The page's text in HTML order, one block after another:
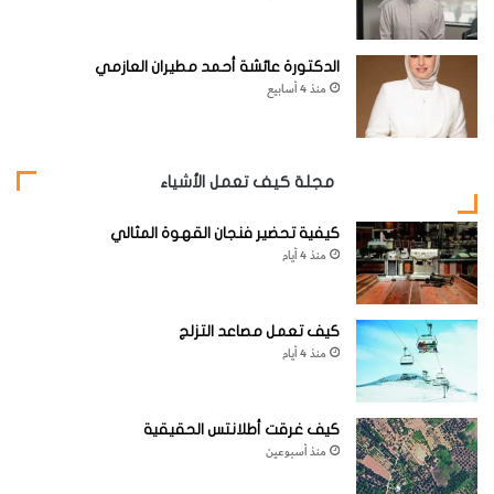
السعر:250 جنيهًا إسترلينيًا
www.sony.co.uk / electronics.sony.com
قد تكون الجامعة مكانًا صاخبًا، خاصة عندما ترغب في المذاكرة.
أحدث سماعات الرأس اللاسلكية لإلغاء الضوضاء من سوني هي
الطريقة المثلى لقضاء بعض الوقت الهادئ في الأماكن العامة.
الدكتورة عائشة أحمد مطيران العازمي
منذ 4 أسابيع
مجلة كيف تعمل الأشياء
كيفية تحضير فنجان القهوة المثالي
منذ 4 أيام
كيف تعمل مصاعد التزلج
منذ 4 أيام
كيف غرقت أطلانتس الحقيقية
منذ أسبوعين